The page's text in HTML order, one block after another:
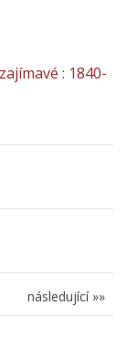
: 1840-
následující »»